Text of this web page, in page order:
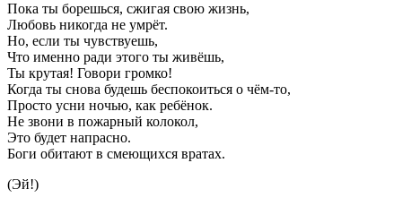
Пока ты борешься, сжигая свою жизнь,
Любовь никогда не умрёт.
Но, если ты чувствуешь,
Что именно ради этого ты живёшь,
Ты крутая! Говори громко!
Когда ты снова будешь беспокоиться о чём-то,
Просто усни ночью, как ребёнок.
Не звони в пожарный колокол,
Это будет напрасно.
Боги обитают в смеющихся вратах.
(Эй!)